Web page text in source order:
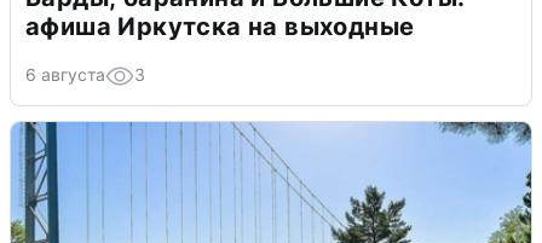
афиша Иркутска на выходные
6 августа 3